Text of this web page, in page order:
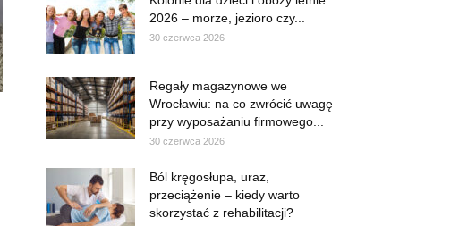
2026 – morze, jezioro czy...
30 czerwca 2026
Regały magazynowe we
Wrocławiu: na co zwrócić uwagę
przy wyposażaniu firmowego...
30 czerwca 2026
Ból kręgosłupa, uraz,
przeciążenie – kiedy warto
skorzystać z rehabilitacji?